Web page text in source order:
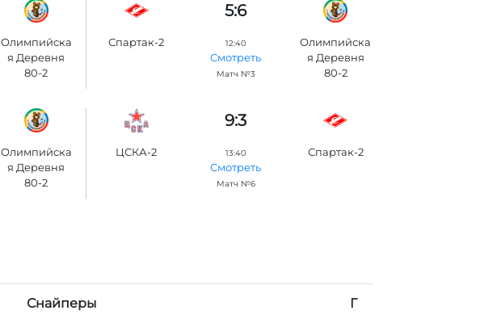
Олимпийска
я Деревня
80-2
5:6
Спартак-2 12:40
Смотреть
Матч №3
Олимпийска
я Деревня
80-2
Олимпийска
я Деревня
80-2
9:3
ЦСКА-2 13:40
Смотреть
Матч №6
Спартак-2
Снайперы Г